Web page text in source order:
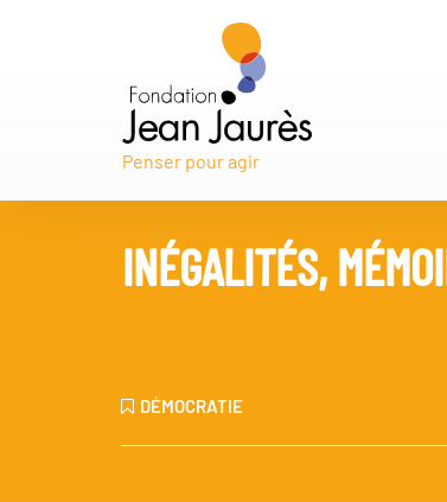
Penser pour agir
INÉGALITÉS,
DÉMOCRATIE